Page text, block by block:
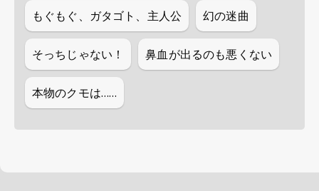
もぐもぐ、ガタゴト、主人公 幻の迷曲
そっちじゃない！ 鼻血が出るのも悪くない
本物のクモは……